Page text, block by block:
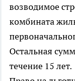
возводимое
комбината
Остальная
течение 15 лет.